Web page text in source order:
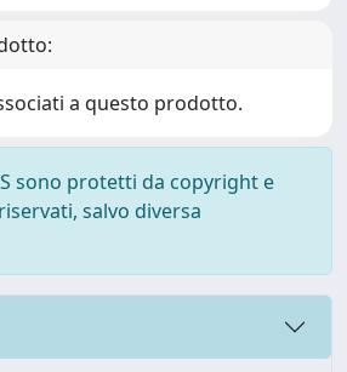
a questo prodotto.
sono protetti da copyright e
salvo diversa